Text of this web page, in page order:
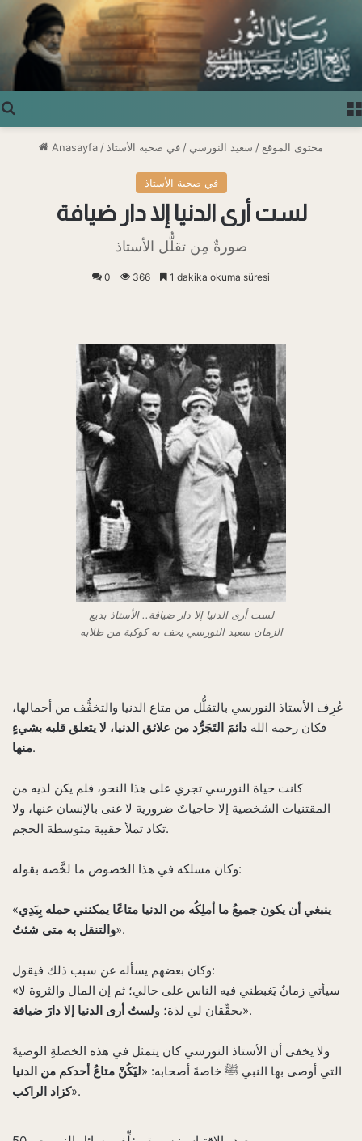
Anasayfa / محتوى الموقع / سعيد النورسي / في صحبة الأستاذ
في صحبة الأستاذ
لست أرى الدنيا إلا دار ضيافة
صورةٌ مِن تقلُّل الأستاذ
0 366 1 dakika okuma süresi
لست أرى الدنيا إلا دار ضيافة.. الأستاذ بديع
الزمان سعيد النورسي يحف به كوكبة من طلابه
عُرِف الأستاذ النورسي بالتقلُّل من متاع الدنيا والتخفُّف من أحمالها،
فكان رحمه الله دائمَ التَجَرُّد من علائق الدنيا، لا يتعلق قلبه بشيءٍ
منها.
كانت حياة النورسي تجري على هذا النحو، فلم يكن لديه من
المقتنيات الشخصية إلا حاجياتٌ ضرورية لا غنى بالإنسان عنها، ولا
تكاد تملأ حقيبة متوسطة الحجم.
وكان مسلكه في هذا الخصوص ما لخَّصه بقوله:
«ينبغي أن يكون جميعُ ما أملِكُه من الدنيا متاعًا يمكنني حمله بِيَدِي
والتنقل به متى شئتُ».
وكان بعضهم يسأله عن سبب ذلك فيقول:
«سيأتي زمانٌ يَغبطني فيه الناس على حالي؛ ثم إن المال والثروة لا
يحقِّقان لي لذة؛ ولستُ أرى الدنيا إلا دارَ ضيافة ».
ولا يخفى أن الأستاذ النورسي كان يتمثل في هذه الخصلةِ الوصيةَ
التي أوصى بها النبي ﷺ خاصةَ أصحابه: «ليَكُنْ متاعُ أحدكم من الدنيا
كزاد الراكب».